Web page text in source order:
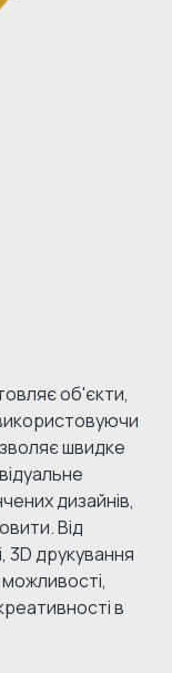
об'єкти,
швидке
дизайнів,
Від
3D друкування
в